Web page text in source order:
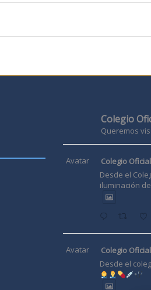
Colegio
Queremos
Avatar Colegio
Desde el
iluminación
Avatar Colegio
Desde el